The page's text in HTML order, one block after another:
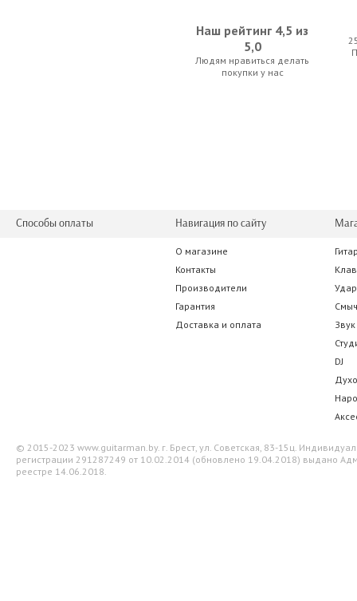
Armadil Fingerboard Strong Cleaner 30
D'Addario
59.85 р.
D'Addario
Наш рейтинг 4,5 из
5,0
Людям нравиться делать
покупки у нас
Способы оплаты Навигация по сайту
О магазине
Контакты
Производители
Гарантия
Доставка и оплата
Звук
DJ
© 2015-2023 www.guitarman.by. г. Брест, ул. Советская, 83-15ц.
регистрации 291287249 от 10.02.2014 (обновлено 19.04.2018) выдано
реестре 14.06.2018.